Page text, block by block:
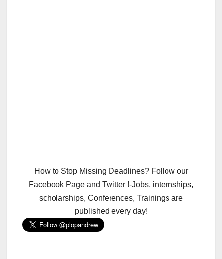
How to Stop Missing Deadlines? Follow our
Facebook Page and Twitter !-Jobs, internships,
scholarships, Conferences, Trainings are
published every day!